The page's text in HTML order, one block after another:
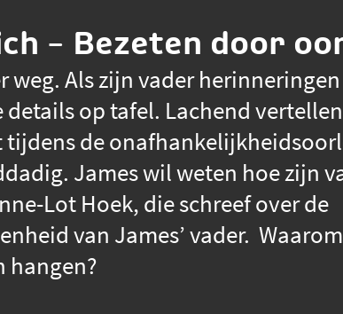
– Bezeten door
weg. Als zijn vader
op tafel. Lachend vertellen
de
James wil weten hoe zijn
Lot Hoek, die schreef over de
van James’ vader.
hangen?